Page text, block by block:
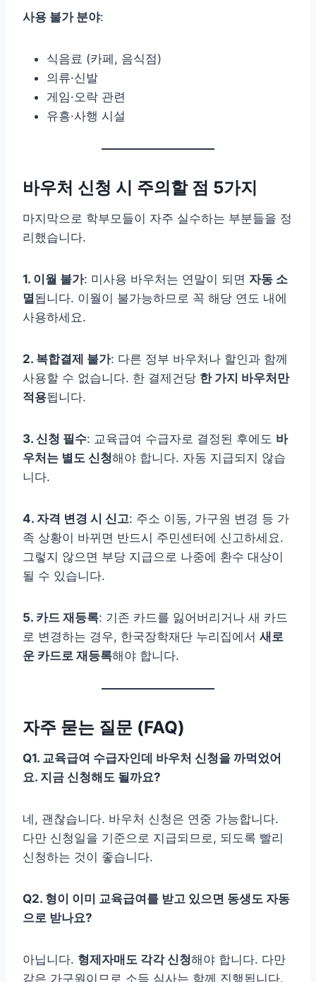
사용 불가 분야:
식음료 (카페, 음식점)
의류·신발
게임·오락 관련
유흥·사행 시설
바우처 신청 시 주의할 점 5가지
마지막으로 학부모들이 자주 실수하는 부분들을 정
리했습니다.
1. 이월 불가: 미사용 바우처는 연말이 되면 자동 소
멸됩니다. 이월이 불가능하므로 꼭 해당 연도 내에
사용하세요.
2. 복합결제 불가: 다른 정부 바우처나 할인과 함께
사용할 수 없습니다. 한 결제건당 한 가지 바우처만
적용됩니다.
3. 신청 필수: 교육급여 수급자로 결정된 후에도 바
우처는 별도 신청해야 합니다. 자동 지급되지 않습
니다.
4. 자격 변경 시 신고: 주소 이동, 가구원 변경 등 가
족 상황이 바뀌면 반드시 주민센터에 신고하세요.
그렇지 않으면 부당 지급으로 나중에 환수 대상이
될 수 있습니다.
5. 카드 재등록: 기존 카드를 잃어버리거나 새 카드
로 변경하는 경우, 한국장학재단 누리집에서 새로
운 카드로 재등록해야 합니다.
자주 묻는 질문 (FAQ)
Q1. 교육급여 수급자인데 바우처 신청을 까먹었어
요. 지금 신청해도 될까요?
네, 괜찮습니다. 바우처 신청은 연중 가능합니다.
다만 신청일을 기준으로 지급되므로, 되도록 빨리
신청하는 것이 좋습니다.
Q2. 형이 이미 교육급여를 받고 있으면 동생도 자동
으로 받나요?
아닙니다. 형제자매도 각각 신청해야 합니다. 다만
같은 가구원이므로 소득 심사는 함께 진행됩니다.